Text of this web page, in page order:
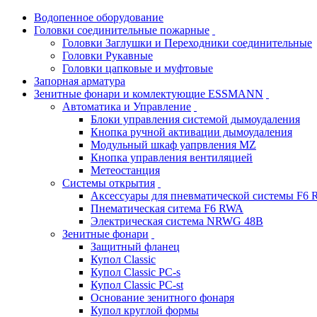
Водопенное оборудование
Головки соединительные пожарные
Головки Заглушки и Переходники соединительные
Головки Рукавные
Головки цапковые и муфтовые
Запорная арматура
Зенитные фонари и комлектующие ESSMANN
Автоматика и Управление
Блоки управления системой дымоудаления
Кнопка ручной активации дымоудаления
Модульный шкаф уапрвления MZ
Кнопка управления вентиляцией
Метеостанция
Системы открытия
Аксессуары для пневматической системы F6
Пнематическая ситема F6 RWA
Электрическая система NRWG 48В
Зенитные фонари
Защитный фланец
Купол Classic
Купол Classic PC-s
Купол Classic PC-st
Основание зенитного фонаря
Купол круглой формы